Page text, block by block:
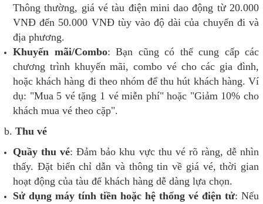
Thông thường, giá vé tàu điện mini dao động từ 20.000
VNĐ đến 50.000 VNĐ tùy vào độ dài của chuyến đi và
địa phương.
Khuyến mãi/Combo: Bạn cũng có thể cung cấp các
chương trình khuyến mãi, combo vé cho các gia đình,
hoặc khách hàng đi theo nhóm để thu hút khách hàng. Ví
dụ: "Mua 5 vé tặng 1 vé miễn phí" hoặc "Giảm 10% cho
khách mua vé theo cặp".
b. Thu vé
Quầy thu vé: Đảm bảo khu vực thu vé rõ ràng, dễ nhìn
thấy. Đặt biển chỉ dẫn và thông tin về giá vé, thời gian
hoạt động của tàu để khách hàng dễ dàng lựa chọn.
Sử dụng máy tính tiền hoặc hệ thống vé điện tử: Nếu